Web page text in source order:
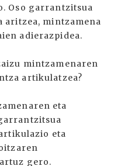
Oso garrantzitsua
aritzea, mintzamena
adierazpidea.
mintzamenaren
artikulatzea?
eta
eta
gero.